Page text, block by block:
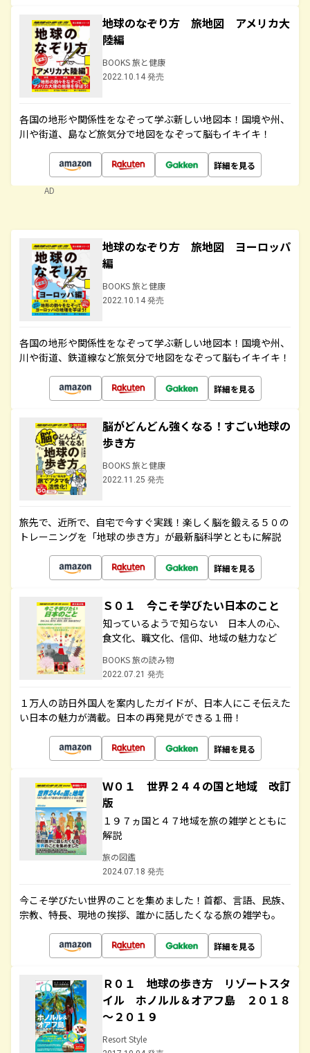
地球のなぞり方 旅地図 アメリカ大
陸編
BOOKS 旅と健康
2022.10.14 発売
各国の地形や関係性をなぞって学ぶ新しい地図本！国境や州、
川や街道、島など旅気分で地図をなぞって脳もイキイキ！
詳細を見る
AD
地球のなぞり方 旅地図 ヨーロッパ
編
BOOKS 旅と健康
2022.10.14 発売
各国の地形や関係性をなぞって学ぶ新しい地図本！国境や州、
川や街道、鉄道線など旅気分で地図をなぞって脳もイキイキ！
詳細を見る
脳がどんどん強くなる！すごい地球の
歩き方
BOOKS 旅と健康
2022.11.25 発売
旅先で、近所で、自宅で今すぐ実践！楽しく脳を鍛える５０の
トレーニングを「地球の歩き方」が最新脳科学とともに解説
詳細を見る
Ｓ０１ 今こそ学びたい日本のこと
知っているようで知らない 日本人の心、
食文化、職文化、信仰、地域の魅力など
BOOKS 旅の読み物
2022.07.21 発売
１万人の訪日外国人を案内したガイドが、日本人にこそ伝えた
い日本の魅力が満載。日本の再発見ができる１冊！
詳細を見る
Ｗ０１ 世界２４４の国と地域 改訂
版
１９７ヵ国と４７地域を旅の雑学とともに
解説
旅の図鑑
2024.07.18 発売
今こそ学びたい世界のことを集めました！首都、言語、民族、
宗教、特長、現地の挨拶、誰かに話したくなる旅の雑学も。
詳細を見る
Ｒ０１ 地球の歩き方 リゾートスタ
イル ホノルル＆オアフ島 ２０１８
～２０１９
Resort Style